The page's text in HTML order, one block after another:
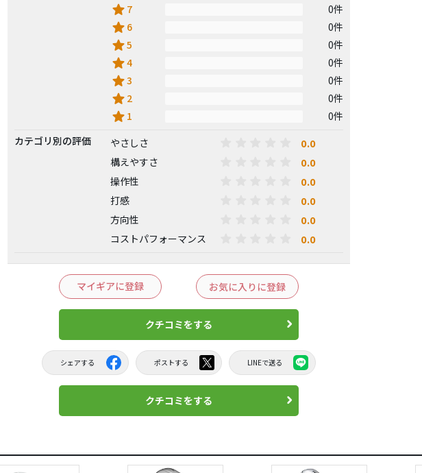
star 7 0件
star 6 0件
star5 0件
star4 0件
star3 0件
star 2 0件
star 1
0件
カテゴリ別の評価
やさしさ 0.0
構えやすさ 0.0
操作性 0.0
打感 0.0
方向性 0.0
コストパフォーマンス 0.0
マイギアに登録 お気に入りに登録
クチコミをする
シェアする ポストする LINEで送る
クチコミをする